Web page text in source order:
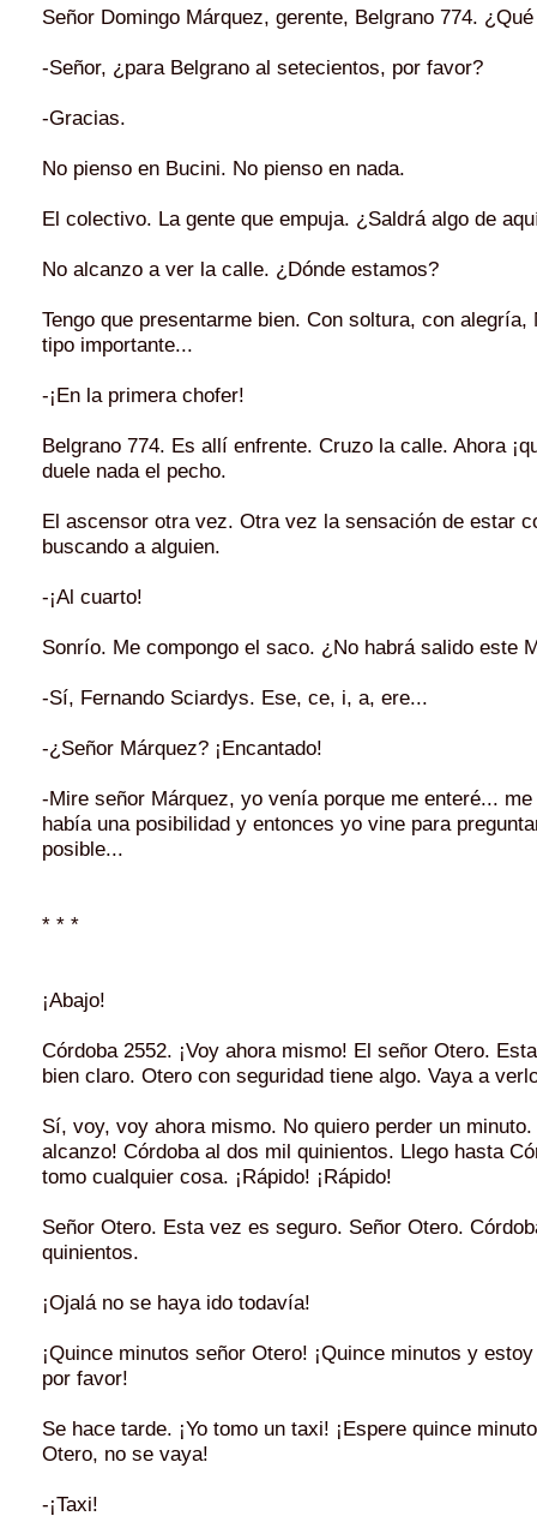
Señor Domingo Márquez, gerente, Belgrano 774.
-Señor, ¿para Belgrano al setecientos, por favor?
-Gracias.
No pienso en Bucini. No pienso en nada.
El colectivo. La gente que empuja. ¿Saldrá algo de
No alcanzo a ver la calle. ¿Dónde estamos?
Tengo que presentarme bien. Con soltura, con alegría,
tipo importante...
-¡En la primera chofer!
Belgrano 774. Es allí enfrente. Cruzo la calle. Ahora
duele nada el pecho.
El ascensor otra vez. Otra vez la sensación de estar
buscando a alguien.
-¡Al cuarto!
Sonrío. Me compongo el saco. ¿No habrá salido este
-Sí, Fernando Sciardys. Ese, ce, i, a, ere...
-¿Señor Márquez? ¡Encantado!
-Mire señor Márquez, yo venía porque me enteré...
había una posibilidad y entonces yo vine para
posible...
* * *
¡Abajo!
Córdoba 2552. ¡Voy ahora mismo! El señor Otero.
bien claro. Otero con seguridad tiene algo. Vaya a
Sí, voy, voy ahora mismo. No quiero perder un minuto.
alcanzo! Córdoba al dos mil quinientos. Llego hasta
tomo cualquier cosa. ¡Rápido! ¡Rápido!
Señor Otero. Esta vez es seguro. Señor Otero.
quinientos.
¡Ojalá no se haya ido todavía!
¡Quince minutos señor Otero! ¡Quince minutos y
por favor!
Se hace tarde. ¡Yo tomo un taxi! ¡Espere quince
Otero, no se vaya!
-¡Taxi!